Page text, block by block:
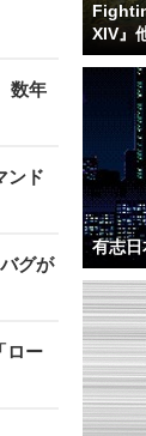
数年
ンド
グが
ロー
XIV』
有志日